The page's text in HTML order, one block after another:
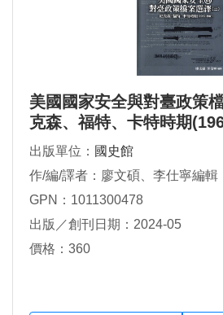
美國國家安全與對臺政策
克森、福特、卡特時期
出版單位： 國史館
作/編/譯者：廖文碩、李仕寧編輯
GPN：1011300478
出版／創刊日期：2024-05
價格：360